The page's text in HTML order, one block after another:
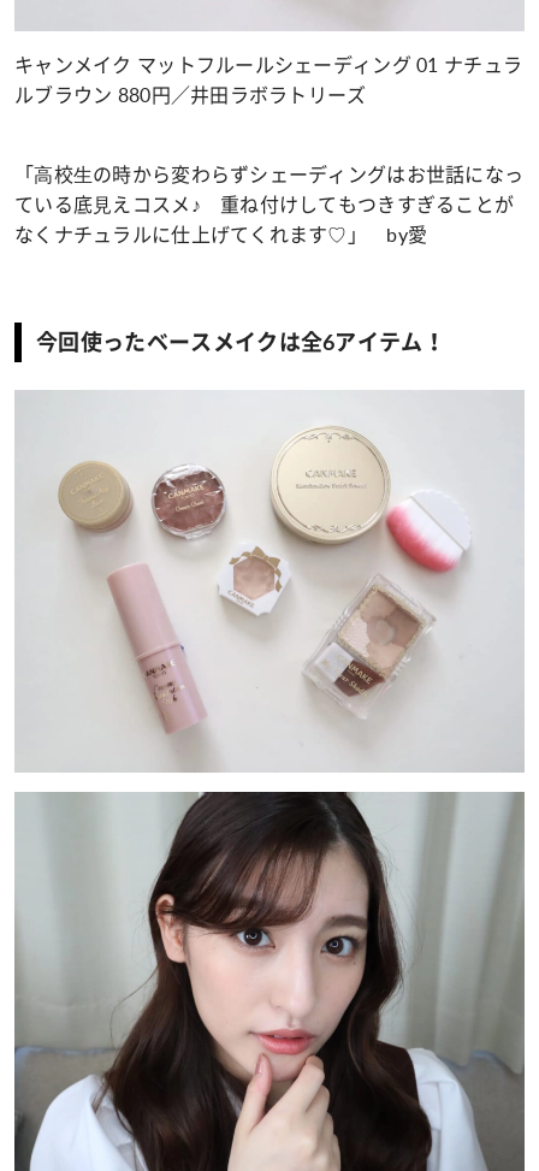
キャンメイク マットフルールシェーディング 01 ナチュラ
ルブラウン 880円／井田ラボラトリーズ
「⾼校⽣の時から変わらずシェーディングはお世話になっ
ている底⾒えコスメ♪ 重ね付けしてもつきすぎることが
なくナチュラルに仕上げてくれます♡」 by愛
今回使ったベースメイクは全6アイテム！